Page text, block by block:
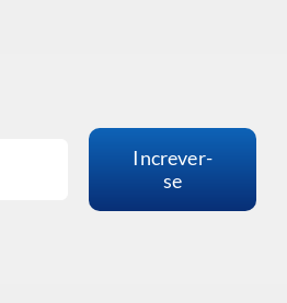
Increver-
se